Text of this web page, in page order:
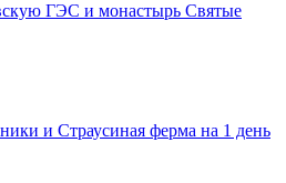
ГЭС и монастырь Святые
и Страусиная ферма на 1 день